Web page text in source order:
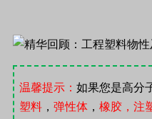
温馨提示： 如果您是高分
塑料 ， 弹性体 ， 橡胶，注